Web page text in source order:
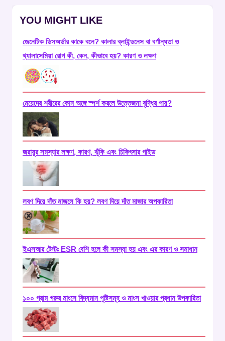
YOU MIGHT LIKE
জেনেটিক ডিসঅর্ডার কাকে বলে? কালার ব্লাইন্ডনেস বা বর্ণান্ধতা ও
থ্যালাসেমিয়া রোগ কী, কেন, কীভাবে হয়? কারণ ও লক্ষণ
মেয়েদের শরীরের কোন অঙ্গে স্পর্শ করলে উত্তেজনা বৃদ্ধির পায়?
জরায়ুর সমস্যার লক্ষণ, কারণ, ঝুঁকি এবং চিকিৎসার গাইড
লবণ দিয়ে দাঁত মাজলে কি হয়? লবণ দিয়ে দাঁত মাজার অপকারিতা
ইএসআর টেস্টঃ ‍ESR বেশি হলে কী সমস্যা হয় এবং এর কারণ ও সমাধান
১০০ গ্রাম গরুর মাংসে বিদ্যমান পুষ্টিসমূহ ও মাংস খাওয়ার প্রধান উপকারিতা